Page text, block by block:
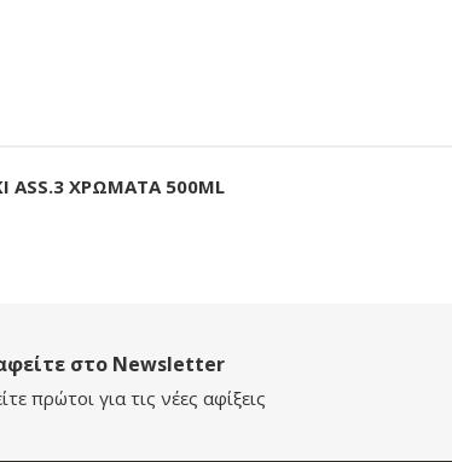
ΑSS.3 ΧΡΩΜΑΤΑ 500ML
στο Newsletter
πρώτοι για τις νέες αφίξεις